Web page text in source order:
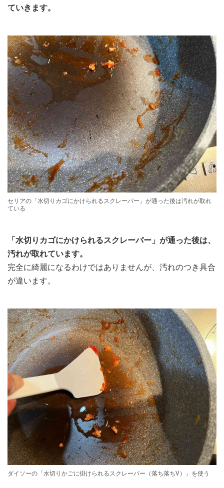
ていきます。
セリアの「水切りカゴにかけられるスクレーパー」が通った後は汚れが取れ
ている
「水切りカゴにかけられるスクレーパー」が通った後は、
汚れが取れています。
完全に綺麗になるわけではありませんが、汚れのつき具合
が違います。
ダイソーの「水切りかごに掛けられるスクレーパー（落ち落ちV）」を使う